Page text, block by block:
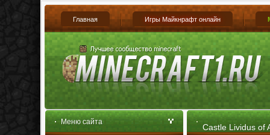
Главная Игры Майкнрафт онлайн
Меню сайта
Castle Lividus of